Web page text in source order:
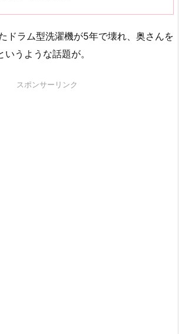
ドラム型洗濯機が5年で壊れ、奥さんを
うような話題が。
スポンサーリンク